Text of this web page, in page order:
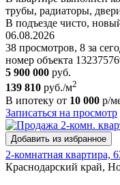
трубы, радиаторы,
В подъезде чисто,
06.08.2026
38 просмотров, 8 за
номер объекта
5 900 000 руб.
139 810 руб./м2
В ипотеку от 10 000 р/
Записаться на просмотр
Добавить из избранное
2-комнатная квартира,
Краснодарский край,